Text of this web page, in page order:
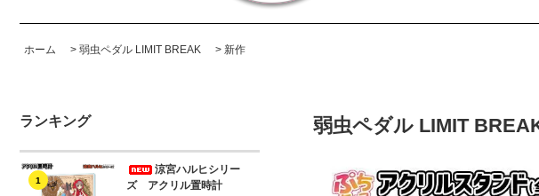
ホーム > 弱虫ペダル LIMIT BREAK > 新作
ランキング
1
涼宮ハルヒシリー
ズ アクリル置時計
弱虫ペダル LIMIT